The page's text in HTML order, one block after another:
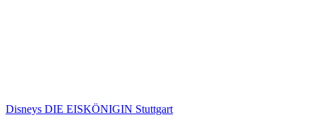
Disneys DIE EISKÖNIGIN Stuttgart